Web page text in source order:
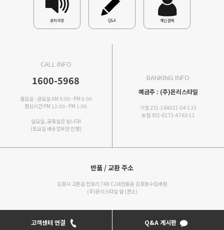
공지사항 Q&A 개인결제
CALL INFO
1600-5968
월요일 - 금요일 AM 9:00 - PM 6:00
점심시간 PM 12:00 - PM 1:00
일요일, 공휴일은 쉽니다!
(토요일 배송업무만 진행)
BANKING INFO
예금주 : (주)온리스타일
기업 231-164021-04-133
농협 301-0171-4763-11
반품 / 교환 주소
김포시 고촌읍 전호리 748 CJ대한통운 김포봉수집배점
(주)온리스타일 앞 (갠소)
고객센터 연결 Q&A 게시판